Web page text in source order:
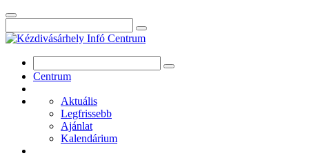
Centrum
Aktuális
Legfrissebb
Ajánlat
Kalendárium